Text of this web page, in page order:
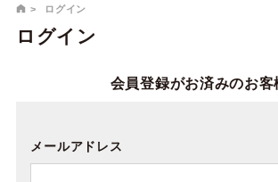
ログイン
ログイン
会員登録がお済みのお客
メールアドレス